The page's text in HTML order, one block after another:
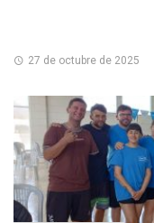
27 de octubre de 2025